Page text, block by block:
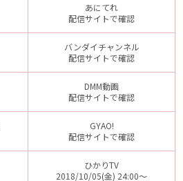
あにてれ
配信サイトで確認
バンダイチャンネル
配信サイトで確認
DMM動画
配信サイトで確認
GYAO!
配信サイトで確認
ひかりTV
2018/10/05(金) 24:00～